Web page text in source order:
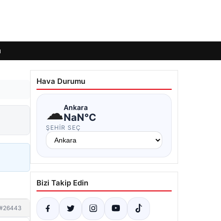
Hava Durumu
☁Ankara
NaN°C
ŞEHIR SEÇ
Bizi Takip Edin